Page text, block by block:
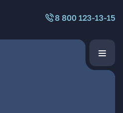
8 800 123-13-15